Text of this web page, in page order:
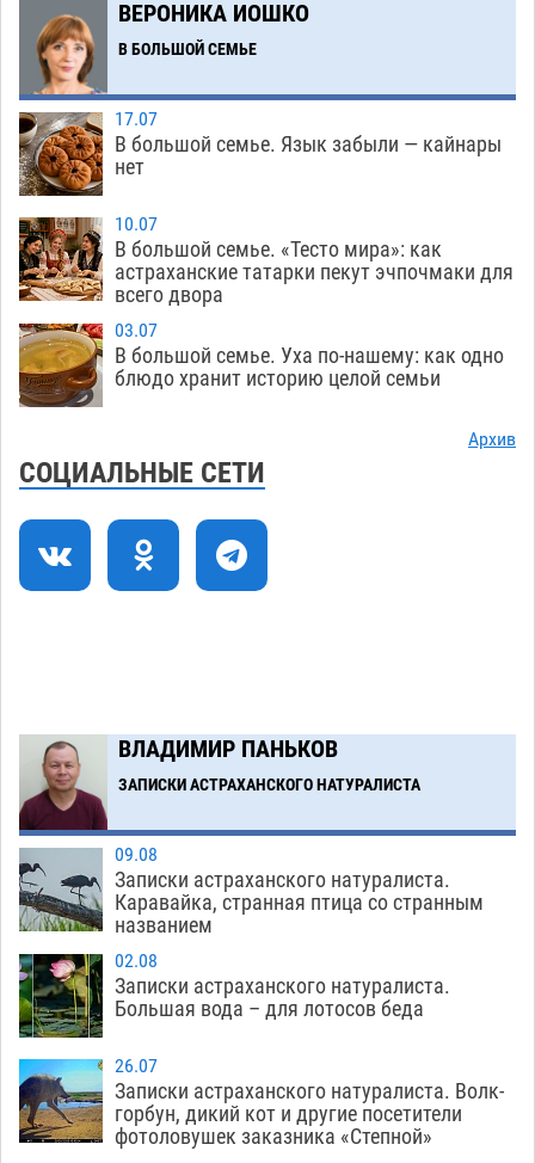
12:03
Тысячи астраханцев останутся без горячей
воды до двадцатого августа
10:51
Жителей Астраханской области просят
присмотреться к прохожим
09:01
Большой и Мариинский театры высадятся в
21:11
Начало положено: астраханский «Волгарь»
одержал первую победу в сезоне
20:21
Завтра экстремальное пекло продолжит
давить на Астрахань
08.08 793
613
крупной партии прегабалина
ВЕРОНИКА ИОШКО
В БОЛЬШОЙ СЕМЬЕ
17.07
В большой семье. Язык забыли — кайнары
нет
10.07
В большой семье. «Тесто мира»: как
астраханские татарки пекут эчпочмаки для
всего двора
03.07
В большой семье. Уха по-нашему: как одно
блюдо хранит историю целой семьи
Архив
СОЦИАЛЬНЫЕ СЕТИ
ВЛАДИМИР ПАНЬКОВ
ЗАПИСКИ АСТРАХАНСКОГО НАТУРАЛИСТА
09.08
Записки астраханского натуралиста.
Каравайка, странная птица со странным
названием
02.08
Записки астраханского натуралиста.
Большая вода – для лотосов беда
26.07
Записки астраханского натуралиста. Волк-
горбун, дикий кот и другие посетители
фотоловушек заказника «Степной»